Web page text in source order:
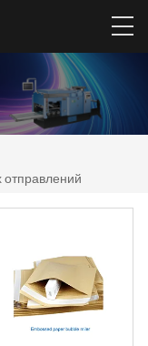
отправлений